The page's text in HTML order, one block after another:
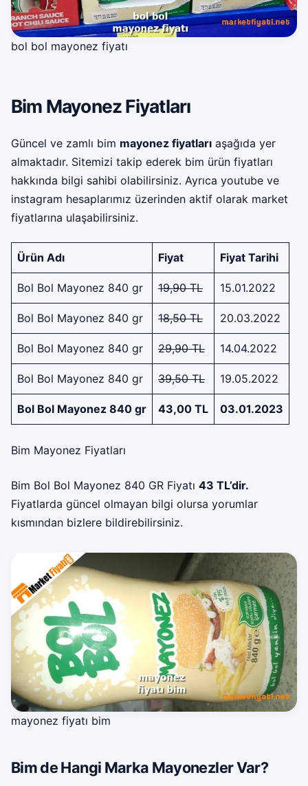
bol bol mayonez fiyatı
Bim Mayonez Fiyatları
Güncel ve zamlı bim mayonez fiyatları aşağıda yer
almaktadır. Sitemizi takip ederek bim ürün fiyatları
hakkında bilgi sahibi olabilirsiniz. Ayrıca youtube ve
instagram hesaplarımız üzerinden aktif olarak market
fiyatlarına ulaşabilirsiniz.
Ürün Adı Fiyat Fiyat Tarihi
Bol Bol Mayonez 840 gr 19,90 TL 15.01.2022
Bol Bol Mayonez 840 gr 18,50 TL 20.03.2022
Bol Bol Mayonez 840 gr 29,90 TL 14.04.2022
Bol Bol Mayonez 840 gr 39,50 TL 19.05.2022
Bol Bol Mayonez 840 gr 43,00 TL 03.01.2023
Bim Mayonez Fiyatları
Bim Bol Bol Mayonez 840 GR Fiyatı 43 TL’dir.
Fiyatlarda güncel olmayan bilgi olursa yorumlar
kısmından bizlere bildirebilirsiniz.
mayonez fiyatı bim
Bim de Hangi Marka Mayonezler Var?